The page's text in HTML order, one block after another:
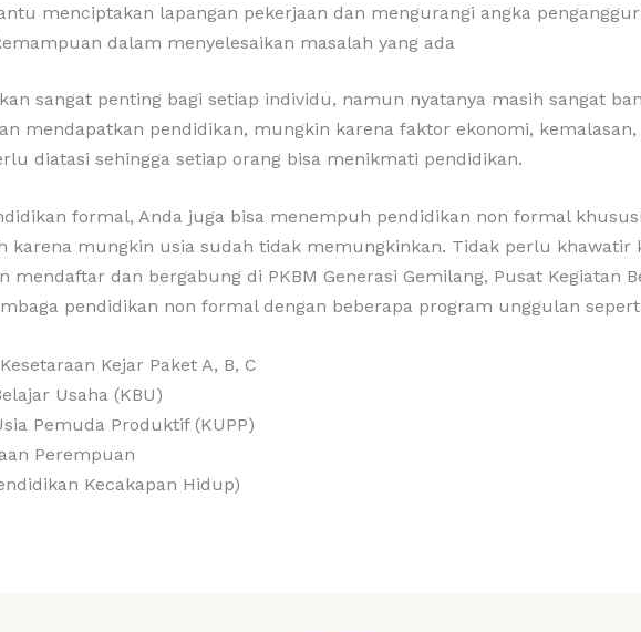
menciptakan lapangan pekerjaan dan mengurangi angka
dalam menyelesaikan masalah yang ada
sangat penting bagi setiap individu, namun nyatanya masih sangat
mendapatkan pendidikan, mungkin karena faktor ekonomi,
diatasi sehingga setiap orang bisa menikmati pendidikan.
formal, Anda juga bisa menempuh pendidikan non formal
karena mungkin usia sudah tidak memungkinkan. Tidak perlu khawatir
mendaftar dan bergabung di PKBM Generasi Gemilang, Pusat Kegiatan
pendidikan non formal dengan beberapa program unggulan
Kejar Paket A, B, C
Usaha (KBU)
Pemuda Produktif (KUPP)
Perempuan
Kecakapan Hidup)